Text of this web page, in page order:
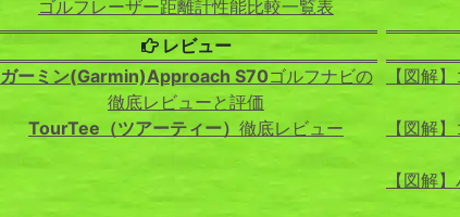
ゴルフレーザー距離計性能比較一覧表
レビュー
ガーミン(Garmin)Approach S70ゴルフナビの
徹底レビューと評価
TourTee（ツアーティー） 徹底レビュー
【図解
【図解
【図解